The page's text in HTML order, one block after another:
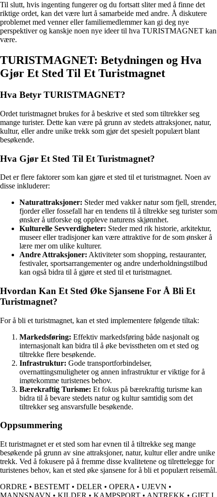
Til slutt, hvis ingenting fungerer og du fortsatt sliter med å finne det
riktige ordet, kan det være lurt å samarbeide med andre. Å diskutere
problemet med venner eller familiemedlemmer kan gi deg nye
perspektiver og kanskje noen nye ideer til hva TURISTMAGNET kan
være.
TURISTMAGNET: Betydningen og Hva
Gjør Et Sted Til Et Turistmagnet
Hva Betyr TURISTMAGNET?
Ordet turistmagnet brukes for å beskrive et sted som tiltrekker seg
mange turister. Dette kan være på grunn av stedets attraksjoner, natur,
kultur, eller andre unike trekk som gjør det spesielt populært blant
besøkende.
Hva Gjør Et Sted Til Et Turistmagnet?
Det er flere faktorer som kan gjøre et sted til et turistmagnet. Noen av
disse inkluderer:
Naturattraksjoner: Steder med vakker natur som fjell, strender,
fjorder eller fossefall har en tendens til å tiltrekke seg turister som
ønsker å utforske og oppleve naturens skjønnhet.
Kulturelle Sevverdigheter: Steder med rik historie, arkitektur,
museer eller tradisjoner kan være attraktive for de som ønsker å
lære mer om ulike kulturer.
Andre Attraksjoner: Aktiviteter som shopping, restauranter,
festivaler, sportsarrangementer og andre underholdningstilbud
kan også bidra til å gjøre et sted til et turistmagnet.
Hvordan Kan Et Sted Øke Sjansene For Å Bli Et
Turistmagnet?
For å bli et turistmagnet, kan et sted implementere følgende tiltak:
Markedsføring: Effektiv markedsføring både nasjonalt og
internasjonalt kan bidra til å øke bevisstheten om et sted og
tiltrekke flere besøkende.
Infrastruktur: Gode transportforbindelser,
overnattingsmuligheter og annen infrastruktur er viktige for å
imøtekomme turistenes behov.
Bærekraftig Turisme: Et fokus på bærekraftig turisme kan
bidra til å bevare stedets natur og kultur samtidig som det
tiltrekker seg ansvarsfulle besøkende.
Oppsummering
Et turistmagnet er et sted som har evnen til å tiltrekke seg mange
besøkende på grunn av sine attraksjoner, natur, kultur eller andre unike
trekk. Ved å fokusere på å fremme disse kvalitetene og tilrettelegge for
turistenes behov, kan et sted øke sjansene for å bli et populært reisemål.
ORDRE • BESTEMT • DELER • OPERA • UJEVN •